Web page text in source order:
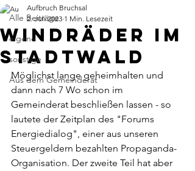
Alle Beiträge
eigene
sonstige
Aus dem Gemeinderat
Windräder im
Stadtwald
Aufbruch Bruchsal
2. Juli 2023 1 Min. Lesezeit
Möglichst lange geheimhalten und
dann nach 7 Wo schon im
Gemeinderat beschließen lassen - so
lautete der Zeitplan des "Forums
Energiedialog", einer aus unseren
Steuergeldern bezahlten Propaganda-
Organisation. Der zweite Teil hat aber